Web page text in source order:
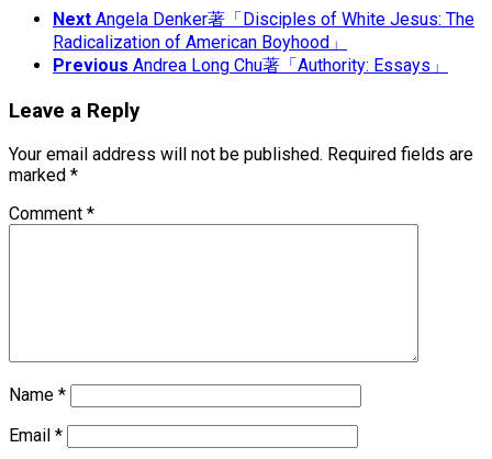
Next Angela Denker著「Disciples of White Jesus: The
Radicalization of American Boyhood」
Previous Andrea Long Chu著「Authority: Essays」
Leave a Reply
Your email address will not be published. Required fields are
marked *
Comment *
Name *
Email *